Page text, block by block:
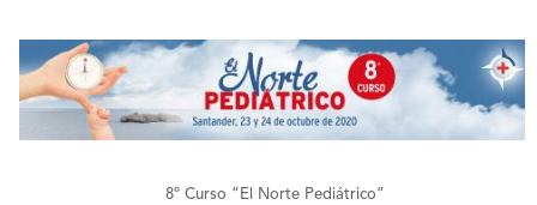
+
8º Curso “El Norte Pediátrico”